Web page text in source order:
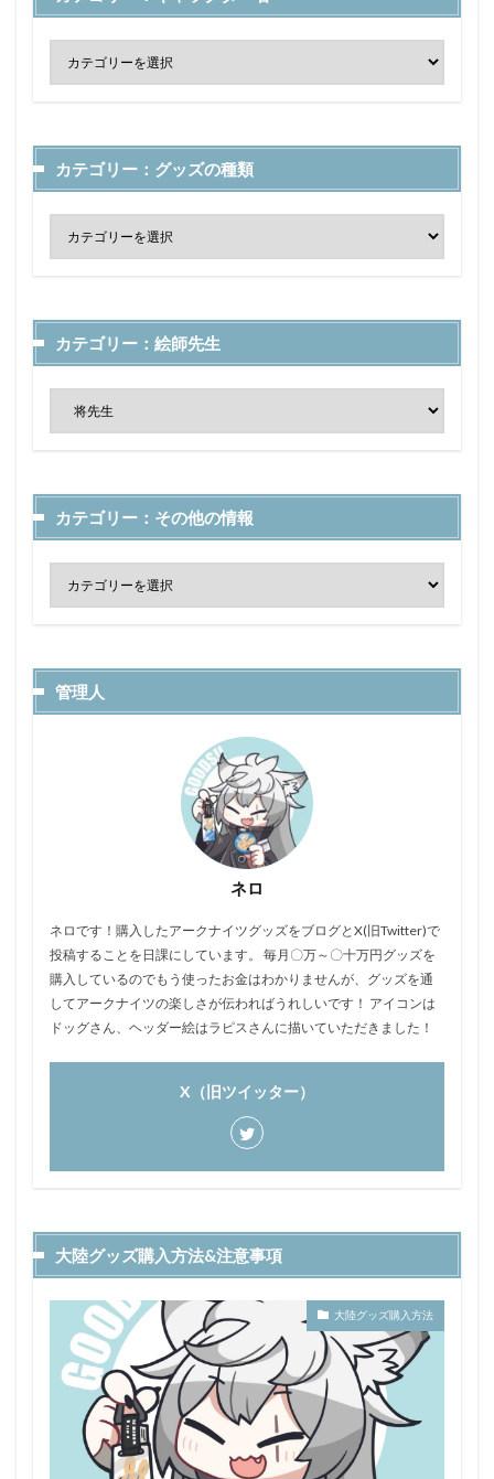
カテゴリー：グッズの種類
カテゴリー：絵師先生
カテゴリー：その他の情報
管理人
ネロ
ネロです！購入したアークナイツグッズをブログとX(旧Twitter)で
投稿することを日課にしています。 毎月〇万～〇十万円グッズを
購入しているのでもう使ったお金はわかりませんが、グッズを通
してアークナイツの楽しさが伝わればうれしいです！ アイコンは
ドッグさん、ヘッダー絵はラピスさんに描いていただきました！
X（旧ツイッター）
大陸グッズ購入方法&注意事項
大陸グッズ購入方法